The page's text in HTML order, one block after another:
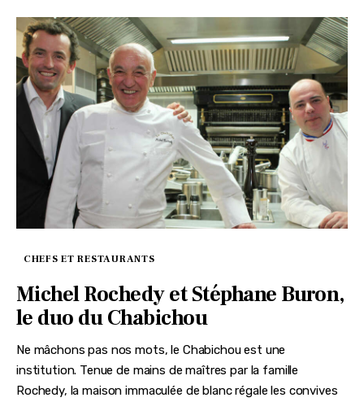
CHEFS ET RESTAURANTS
Michel Rochedy et Stéphane Buron,
le duo du Chabichou
Ne mâchons pas nos mots, le Chabichou est une
institution. Tenue de mains de maîtres par la famille
Rochedy, la maison immaculée de blanc régale les convives